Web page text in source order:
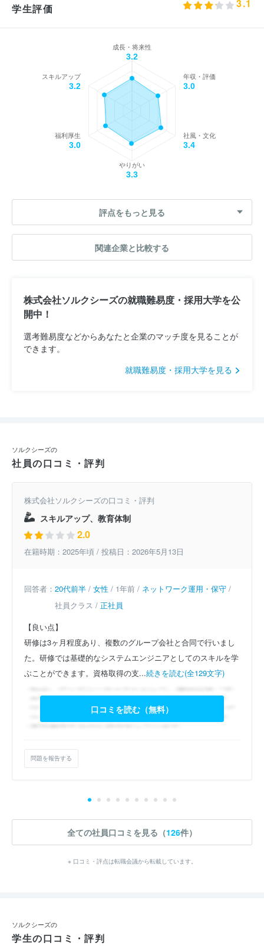
学生評価 3.1
成長・将来性
3.2
年収・評価
3.0
社風・文化
3.4
やりがい
3.3
福利厚生
3.0
スキルアップ
3.2
評点をもっと見る
関連企業と比較する
株式会社ソルクシーズの就職難易度・採用大学を公
開中！
選考難易度などからあなたと企業のマッチ度を見ることが
できます。
就職難易度・採用大学を見る
ソルクシーズの
社員の口コミ・評判
株式会社ソルクシーズの口コミ・評判
スキルアップ、教育体制
2.0
在籍時期：2025年頃 / 投稿日：2026年5月13日
回答者： 20代前半 / 女性 / 1年前 / ネットワーク運用・保守 /
社員クラス / 正社員
【良い点】
研修は3ヶ月程度あり、複数のグループ会社と合同で行いまし
た。研修では基礎的なシステムエンジニアとしてのスキルを学
ぶことができます。資格取得の支...続きを読む(全129文字)
口コミを読む（無料）
問題を報告する
全ての社員口コミを見る（126件）
※ 口コミ・評点は転職会議から転載しています。
ソルクシーズの
学生の口コミ・評判